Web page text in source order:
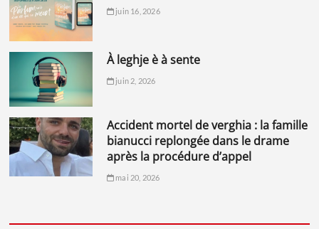
juin 16, 2026
à leghje è à sente
juin 2, 2026
accident mortel de verghia : la famille
bianucci replongée dans le drame
après la procédure d’appel
mai 20, 2026